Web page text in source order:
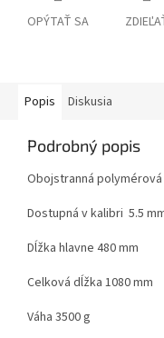
OPÝTAŤ SA
Popis Diskusia
Podrobný popis
Obojstranná
Dostupná v kalibri 5.5
Dĺžka hlavne 480 mm
Celková dĺžka 1080 mm
Váha 3500 g